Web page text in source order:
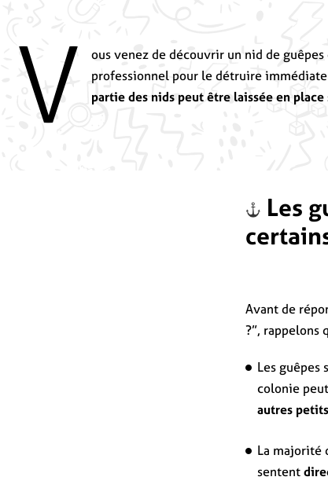
V
ous venez de découvrir un nid de
professionnel pour le détruire
partie des nids peut être laissée en place
Les
Avant de
?”, rappelons
Les guêpes
colonie
autres
La majorité
sentent